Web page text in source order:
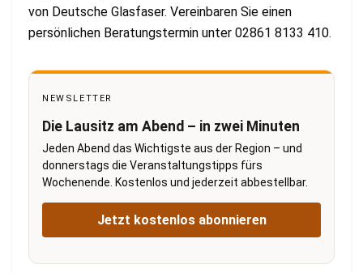
von Deutsche Glasfaser. Vereinbaren Sie einen
persönlichen Beratungstermin unter 02861 8133 410.
NEWSLETTER
Die Lausitz am Abend – in zwei Minuten
Jeden Abend das Wichtigste aus der Region – und
donnerstags die Veranstaltungstipps fürs
Wochenende. Kostenlos und jederzeit abbestellbar.
Jetzt kostenlos abonnieren